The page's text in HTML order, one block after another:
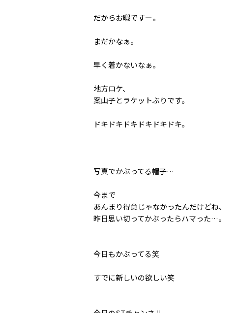
だからお暇ですー。
まだかなぁ。
早く着かないなぁ。
地方ロケ、
案山子とラケットぶりです。
ドキドキドキドキドキドキ。
写真でかぶってる帽子…
今まで
あんまり得意じゃなかったんだけどね、
昨日思い切ってかぶったらハマった…。
今日もかぶってる笑
すでに新しいの欲しい笑